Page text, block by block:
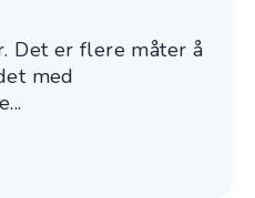
Det er flere måter å
med